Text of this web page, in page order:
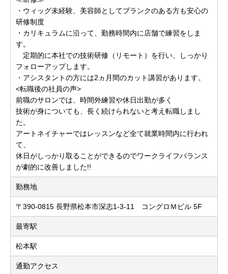
・ウィッグ未経験、美容師としてブランクのある方も安心の
研修制度
・カリキュラムに沿って、勤務時間内に店舗で練習をしま
す。
定期的に本社での技術研修（リモート）を行い、しっかり
フォローアップします。
・アシスタントの方には2ヵ月間のカット講習があります。
<転職後の社員の声>
前職のサロンでは、時間外練習や休日出勤が多く
技術が身についても、長く続けられないと考え転職しまし
た。
アートネイチャーではレッスンなど全て就業時間内に行われ
て、
休日がしっかり取ることができるのでワークライフバランス
が劇的に改善しました!!
勤務地
〒390-0815 長野県松本市深志1-3-11 コングロＭビル 5F
最寄駅
松本駅
通勤アクセス